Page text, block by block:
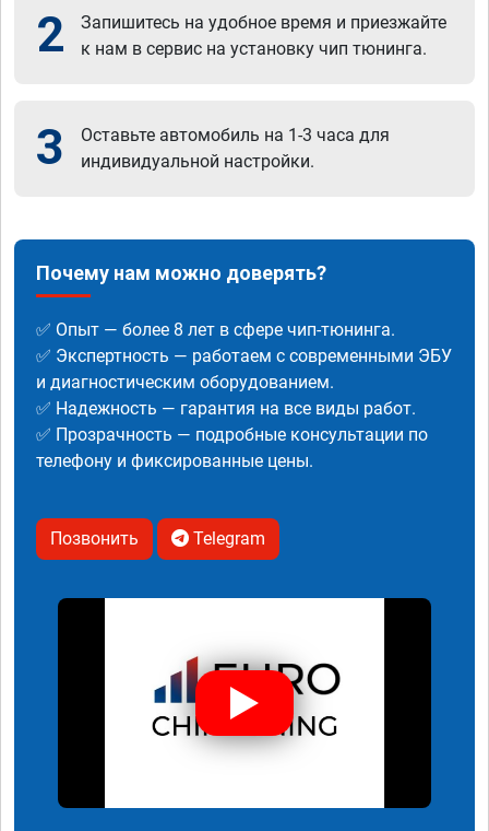
2
Запишитесь на удобное время и приезжайте
к нам в сервис на установку чип тюнинга.
3
Оставьте автомобиль на 1-3 часа для
индивидуальной настройки.
Почему нам можно доверять?
✅ Опыт — более 8 лет в сфере чип-тюнинга.
✅ Экспертность — работаем с современными ЭБУ
и диагностическим оборудованием.
✅ Надежность — гарантия на все виды работ.
✅ Прозрачность — подробные консультации по
телефону и фиксированные цены.
Позвонить Telegram